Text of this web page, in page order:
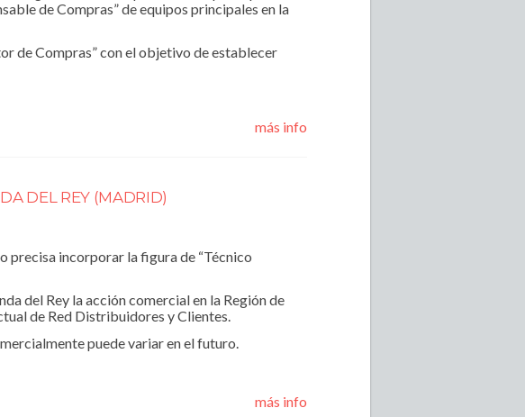
de Compras” de equipos principales en la
de Compras” con el objetivo de establecer
más info
DEL REY (MADRID)
precisa incorporar la figura de “Técnico
del Rey la acción comercial en la Región de
de Red Distribuidores y Clientes.
puede variar en el futuro.
más info